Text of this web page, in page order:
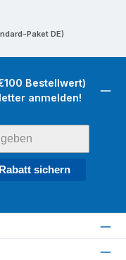
Paket DE)
Bestellwert)
anmelden!
sichern